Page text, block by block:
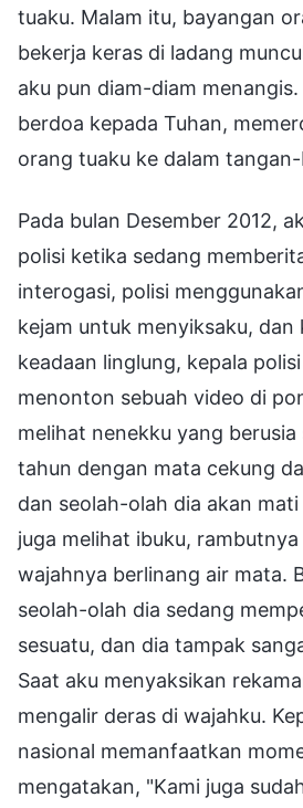
tuaku. Malam itu, bayangan
bekerja keras di ladang
aku pun diam-diam
berdoa kepada Tuhan,
orang tuaku ke dalam
Pada bulan Desember 2012,
polisi ketika sedang
interogasi, polisi
kejam untuk menyiksaku, dan
keadaan linglung, kepala
menonton sebuah video di
melihat nenekku yang berusia
tahun dengan mata cekung
dan seolah-olah dia akan mati
juga melihat ibuku,
wajahnya berlinang air mata.
seolah-olah dia sedang
sesuatu, dan dia tampak
Saat aku menyaksikan
mengalir deras di wajahku.
nasional memanfaatkan
mengatakan, "Kami juga